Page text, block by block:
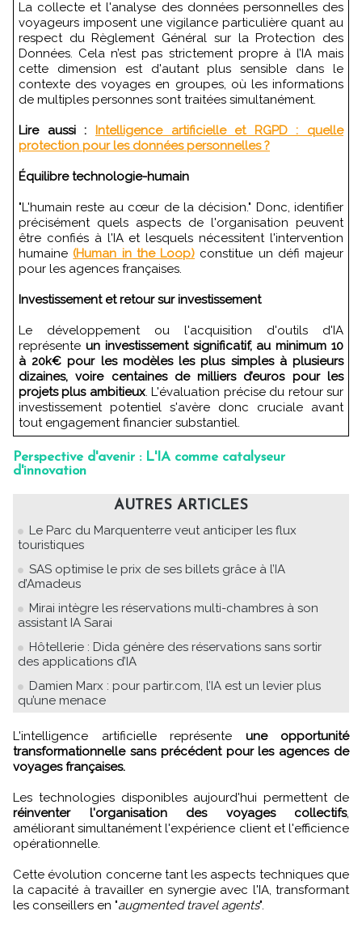
La collecte et l'analyse des données personnelles des
voyageurs imposent une vigilance particulière quant au
respect du Règlement Général sur la Protection des
Données. Cela n’est pas strictement propre à l’IA mais
cette dimension est d'autant plus sensible dans le
contexte des voyages en groupes, où les informations
de multiples personnes sont traitées simultanément.
Lire aussi :
Intelligence artificielle et RGPD : quelle
protection pour les données personnelles ?
Équilibre technologie-humain
"L'humain reste au cœur de la décision." Donc, identifier
précisément quels aspects de l'organisation peuvent
être confiés à l'IA et lesquels nécessitent l'intervention
humaine (Human in the Loop) constitue un défi majeur
pour les agences françaises.
Investissement et retour sur investissement
Le développement ou l'acquisition d'outils d'IA
représente un investissement significatif, au minimum 10
à 20k€ pour les modèles les plus simples à plusieurs
dizaines, voire centaines de milliers d’euros pour les
projets plus ambitieux. L'évaluation précise du retour sur
investissement potentiel s'avère donc cruciale avant
tout engagement financier substantiel.
Perspective d'avenir : L'IA comme catalyseur
d'innovation
AUTRES ARTICLES
Le Parc du Marquenterre veut anticiper les flux
touristiques
SAS optimise le prix de ses billets grâce à l’IA
d’Amadeus
Mirai intègre les réservations multi-chambres à son
assistant IA Sarai
Hôtellerie : Dida génère des réservations sans sortir
des applications d’IA
Damien Marx : pour partir.com, l’IA est un levier plus
qu’une menace
L'intelligence artificielle représente une opportunité
transformationnelle sans précédent pour les agences de
voyages françaises.
Les technologies disponibles aujourd'hui permettent de
réinventer l'organisation des voyages collectifs,
améliorant simultanément l'expérience client et l'efficience
opérationnelle.
Cette évolution concerne tant les aspects techniques que
la capacité à travailler en synergie avec l'IA, transformant
les conseillers en "augmented travel agents".